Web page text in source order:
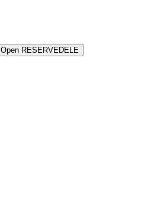
Open RESERVEDELE